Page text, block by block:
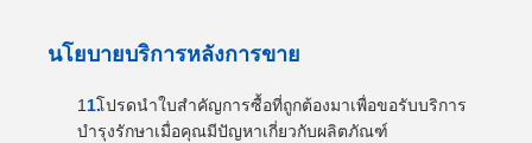
นโยบายบริการหลังการขาย
โปรดนำใบสำคัญการซื้อที่ถูกต้องมาเพื่อขอรับบริการ
บำรุงรักษาเมื่อคุณมีปัญหาเกี่ยวกับผลิตภัณฑ์